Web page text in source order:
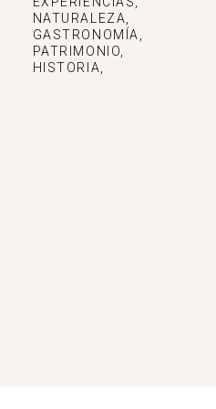
NATURALEZA,
GASTRONOMÍA,
PATRIMONIO,
HISTORIA,